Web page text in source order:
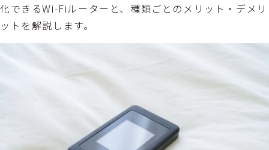
化できるWi-Fiルーターと、種類ごとのメリット・デメリ
ットを解説します。